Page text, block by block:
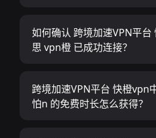
如何确认 跨境加速VPN平
思 vpn橙 已成功连接？
跨境加速VPN平台 快橙vpn
怕n 的免费时长怎么获得？